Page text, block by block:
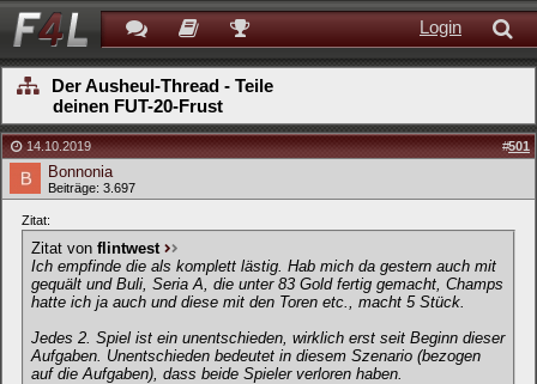
Login
Der Ausheul-Thread - Teile
deinen FUT-20-Frust
14.10.2019 #501
Bonnonia
Beiträge: 3.697
Zitat:
Zitat von flintwest
Ich empfinde die als komplett lästig. Hab mich da gestern auch mit
gequält und Buli, Seria A, die unter 83 Gold fertig gemacht, Champs
hatte ich ja auch und diese mit den Toren etc., macht 5 Stück.
Jedes 2. Spiel ist ein unentschieden, wirklich erst seit Beginn dieser
Aufgaben. Unentschieden bedeutet in diesem Szenario (bezogen
auf die Aufgaben), dass beide Spieler verloren haben.